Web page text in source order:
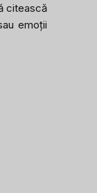
citească
emoții